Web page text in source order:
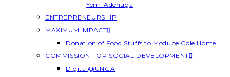
Yemi Adenuga
ENTREPRENEURSHIP
MAXIMUM IMPACT
Donation of Food Stuffs to Modupe Cole Home
COMMISSION FOR SOCIAL DEVELOPMENT
Digital@UNGA